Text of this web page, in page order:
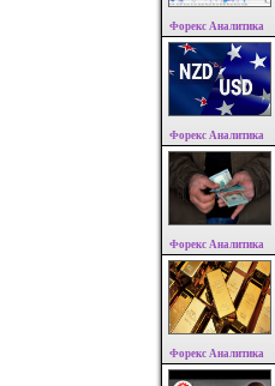
Форекс Аналитика
Форекс Аналитика
Форекс Аналитика
Форекс Аналитика